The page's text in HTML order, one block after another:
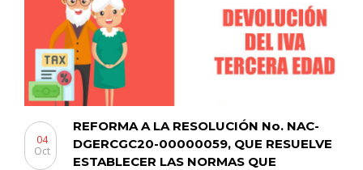
REFORMA A LA RESOLUCIÓN No. NAC-
DGERCGC20-00000059, QUE RESUELVE
ESTABLECER LAS NORMAS QUE
04
Oct